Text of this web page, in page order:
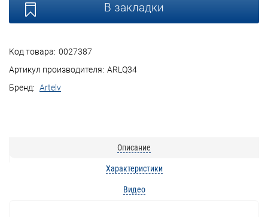
Код товара: 0027387
Артикул производителя: ARLQ34
Бренд: Artelv
В закладки
Описание
Характеристики
Видео